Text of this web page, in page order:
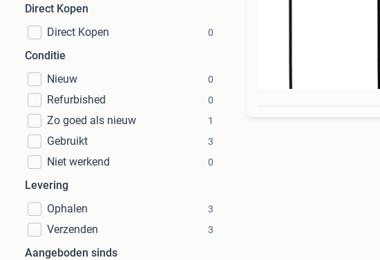
Direct Kopen
Direct Kopen
0
Conditie
Nieuw
0
Refurbished 0
Zo goed als nieuw 1
Gebruikt 3
Niet werkend 0
Levering
Ophalen
3
Verzenden 3
Aangeboden sinds